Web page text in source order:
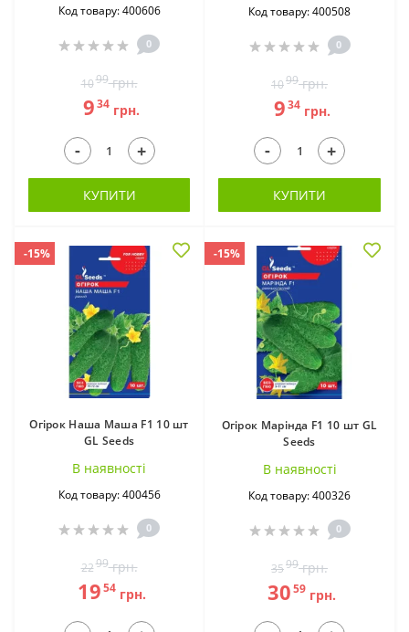
Код товару: 400606
0
1099грн.
934 грн.
- +
КУПИТИ
Код товару: 400508
0
1099грн.
934грн.
- +
КУПИТИ
-15%
Огірок Наша Маша F1 10 шт
GL Seeds
В наявностi
Код товару: 400456
0
2299грн.
1954грн.
-15%
Огірок Марінда F1 10 шт GL
Seeds
В наявностi
Код товару: 400326
0
3599грн.
3059 грн.